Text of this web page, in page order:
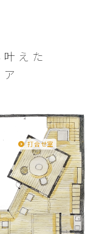
えた
打合せ室